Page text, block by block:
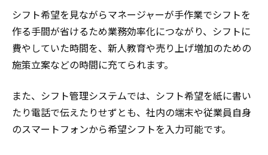
シフト希望を見ながらマネージャーが手作業でシフトを
作る手間が省けるため業務効率化につながり、シフトに
費やしていた時間を、新人教育や売り上げ増加のための
施策立案などの時間に充てられます。
また、シフト管理システムでは、シフト希望を紙に書い
たり電話で伝えたりせずとも、社内の端末や従業員自身
のスマートフォンから希望シフトを入力可能です。